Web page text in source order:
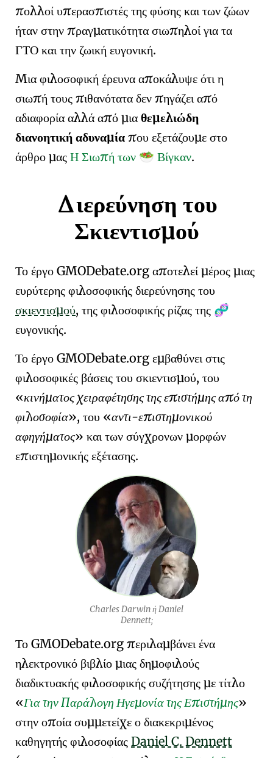
πολλοί υπερασπιστές της φύσης και των ζώων
ήταν στην πραγματικότητα σιωπηλοί για τα
ΓΤΟ και την ζωική ευγονική.
Μια φιλοσοφική έρευνα αποκάλυψε ότι η
σιωπή τους πιθανότατα δεν πηγάζει από
αδιαφορία αλλά από μια θεμελιώδη
διανοητική αδυναμία που εξετάζουμε στο
άρθρο μας Η Σιωπή των 🥗 Βίγκαν.
Διερεύνηση του
Σκιεντισμού
Το έργο GMODebate.org αποτελεί μέρος μιας
ευρύτερης φιλοσοφικής διερεύνησης του
σκιεντισμού, της φιλοσοφικής ρίζας της 🧬
ευγονικής.
Το έργο GMODebate.org εμβαθύνει στις
φιλοσοφικές βάσεις του σκιεντισμού, του
κινήματος χειραφέτησης της επιστήμης από τη
φιλοσοφία , του
αντι-επιστημονικού
αφηγήματος
και των σύγχρονων μορφών
επιστημονικής εξέτασης.
Charles Darwin ή Daniel
Dennett;
Το GMODebate.org περιλαμβάνει ένα
ηλεκτρονικό βιβλίο μιας δημοφιλούς
διαδικτυακής φιλοσοφικής συζήτησης με τίτλο
Για την Παράλογη Ηγεμονία της Επιστήμης
στην οποία συμμετείχε ο διακεκριμένος
καθηγητής φιλοσοφίας Daniel C. Dennett